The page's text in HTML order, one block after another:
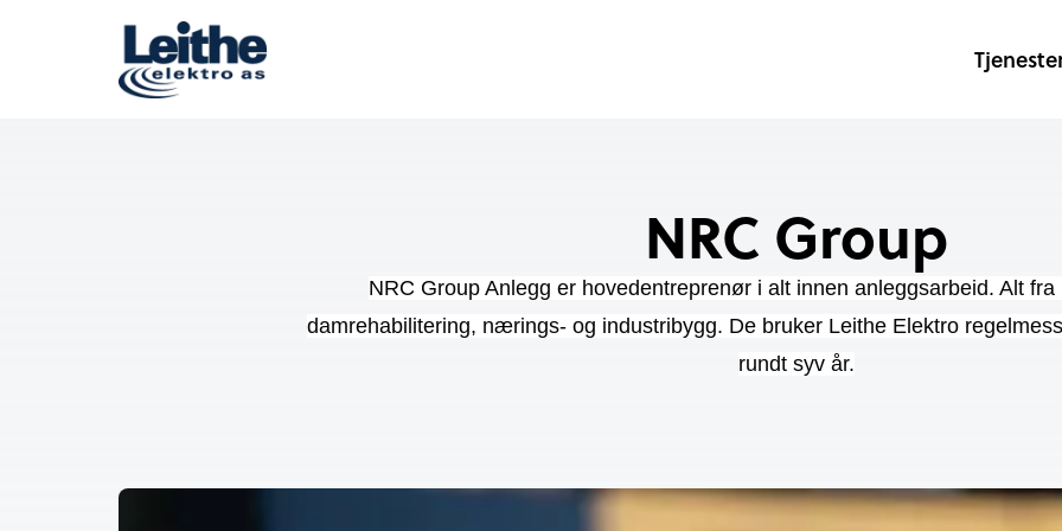
NRC Group
NRC Group Anlegg er hovedentreprenør i alt innen anleggsarbeid. Alt
damrehabilitering, nærings- og industribygg. De bruker Leithe Elektro
rundt syv år.